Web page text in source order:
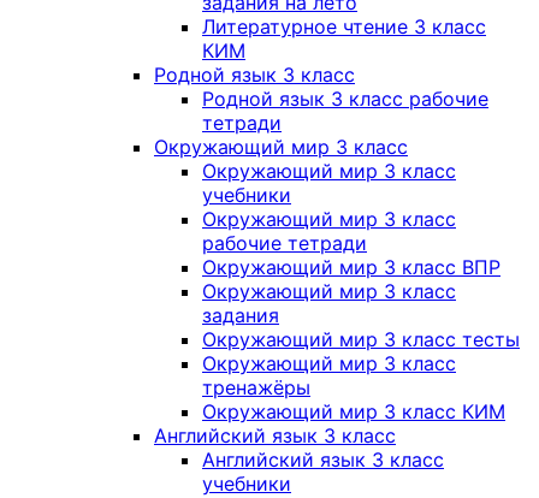
Литературное чтение 3 класс
КИМ
Родной язык 3 класс
Родной язык 3 класс рабочие
тетради
Окружающий мир 3 класс
Окружающий мир 3 класс
учебники
Окружающий мир 3 класс
рабочие тетради
Окружающий мир 3 класс ВПР
Окружающий мир 3 класс
задания
Окружающий мир 3 класс тесты
Окружающий мир 3 класс
тренажёры
Окружающий мир 3 класс КИМ
Английский язык 3 класс
Английский язык 3 класс
учебники